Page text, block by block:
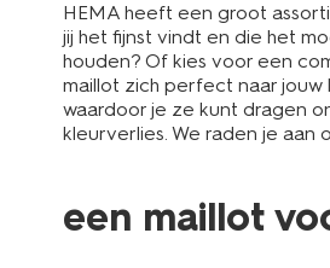
HEMA heeft een groot
jij het fijnst vindt en die het
houden? Of kies voor een
maillot zich perfect naar jouw
waardoor je ze kunt dragen
kleurverlies. We raden je aan
een maillot